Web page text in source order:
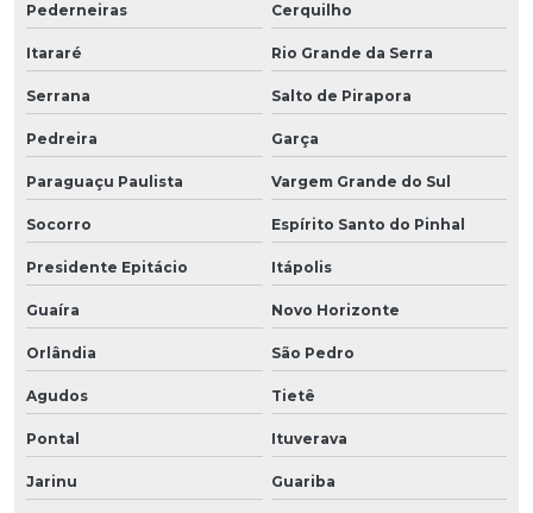
Pederneiras Cerquilho
Itararé Rio Grande da Serra
Serrana Salto de Pirapora
Pedreira Garça
Paraguaçu Paulista Vargem Grande do Sul
Socorro Espírito Santo do Pinhal
Presidente Epitácio Itápolis
Guaíra Novo Horizonte
Orlândia São Pedro
Agudos Tietê
Pontal Ituverava
Jarinu Guariba